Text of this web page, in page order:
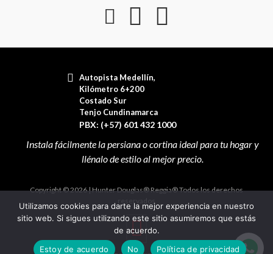
Autopista Medellín,
Kilómetro 6+200
Costado Sur
Tenjo Cundinamarca
PBX: (+57) 601 432 1000
Copyright © 2026 | Hunter Douglas® Reggia® Todos los derechos
reservados
Utilizamos cookies para darte la mejor experiencia en nuestro
sitio web. Si sigues utilizando este sitio asumiremos que estás
de acuerdo.
Estoy de acuerdo
No Política de privacidad